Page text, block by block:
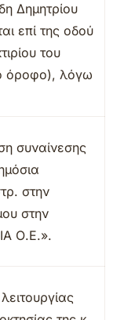
Δημητρίου
επί της οδού
του
όροφο), λόγω
συναίνεσης
στην
στην
Ο.Ε.».